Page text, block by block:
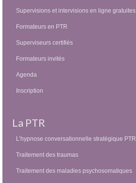
Supervisions et intervisions en ligne gratuites
Formateurs en PTR
Superviseurs certifiés
Formateurs invités
Agenda
Inscription
La PTR
L’hypnose conversationnelle stratégique PTR
Traitement des traumas
Traitement des maladies psychosomatiques